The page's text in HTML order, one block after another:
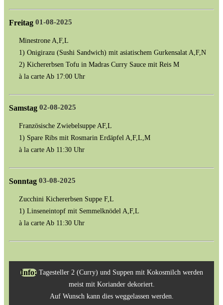
Freitag 01-08-2025
Minestrone A,F,L
1) Onigirazu (Sushi Sandwich) mit asiatischem Gurkensalat A,F,N
2) Kichererbsen Tofu in Madras Curry Sauce mit Reis M
à la carte Ab 17:00 Uhr
Samstag 02-08-2025
Französische Zwiebelsuppe AF,L
1) Spare Ribs mit Rosmarin Erdäpfel A,F,L,M
à la carte Ab 11:30 Uhr
Sonntag 03-08-2025
Zucchini Kichererbsen Suppe F,L
1) Linseneintopf mit Semmelknödel A,F,L
à la carte Ab 11:30 Uhr
Info:Tagesteller 2 (Curry) und Suppen mit Kokosmilch werden
meist mit Koriander dekoriert.
Auf Wunsch kann dies weggelassen werden.